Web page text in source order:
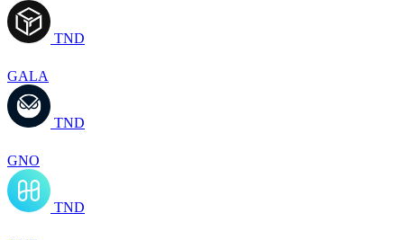
TND
GALA
TND
GNO
TND